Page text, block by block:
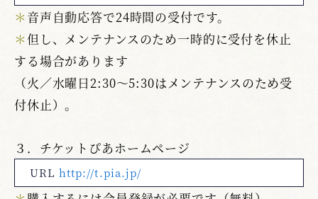
＊音声自動応答で24時間の受付です。
＊但し、メンテナンスのため一時的に受付を休止
する場合があります
（火／水曜日2:30～5:30はメンテナンスのため受
付休止）。
３．チケットぴあホームページ
URLhttp://t.pia.jp/